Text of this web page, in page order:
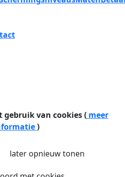
gebruik van cookies (meer
)
later opnieuw tonen